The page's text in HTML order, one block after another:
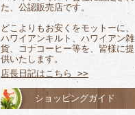
た、公認販売店です。
どこよりもお安くをモットーに、
ハワイアンキルト、ハワイアン雑
貨、コナコーヒー等を、皆様に提
供いたします。
店長日記はこちら >>
ショッピングガイド